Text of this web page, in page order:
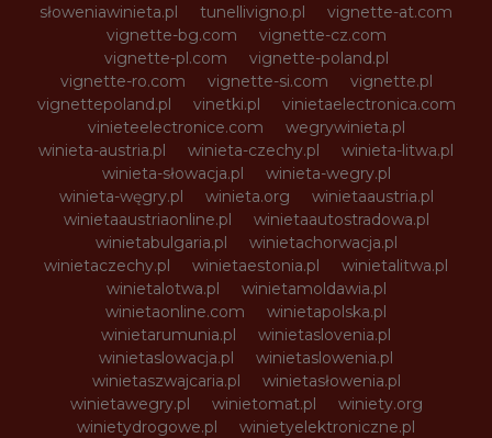
słoweniawinieta.pl
tunellivigno.pl
vignette-at.com
vignette-bg.com
vignette-cz.com
vignette-pl.com
vignette-poland.pl
vignette-ro.com
vignette-si.com
vignette.pl
vignettepoland.pl
vinetki.pl
vinietaelectronica.com
vinieteelectronice.com
wegrywinieta.pl
winieta-austria.pl
winieta-czechy.pl
winieta-litwa.pl
winieta-słowacja.pl
winieta-wegry.pl
winieta-węgry.pl
winieta.org
winietaaustria.pl
winietaaustriaonline.pl
winietaautostradowa.pl
winietabulgaria.pl
winietachorwacja.pl
winietaczechy.pl
winietaestonia.pl
winietalitwa.pl
winietalotwa.pl
winietamoldawia.pl
winietaonline.com
winietapolska.pl
winietarumunia.pl
winietaslovenia.pl
winietaslowacja.pl
winietaslowenia.pl
winietaszwajcaria.pl
winietasłowenia.pl
winietawegry.pl
winietomat.pl
winiety.org
winietydrogowe.pl
winietyelektroniczne.pl